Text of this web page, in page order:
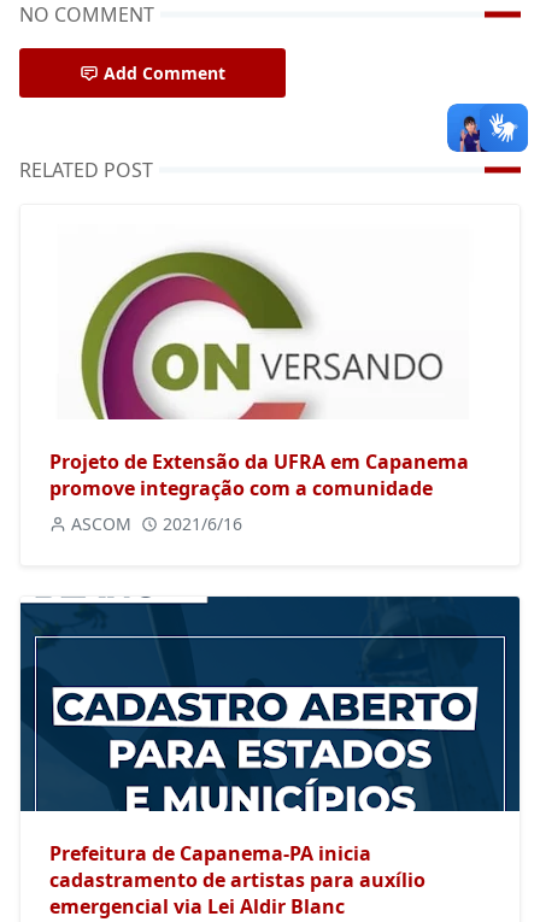
NO COMMENT
Add Comment
RELATED POST
Projeto de Extensão da UFRA em Capanema
promove integração com a comunidade
ASCOM 2021/6/16
Prefeitura de Capanema-PA inicia
cadastramento de artistas para auxílio
emergencial via Lei Aldir Blanc